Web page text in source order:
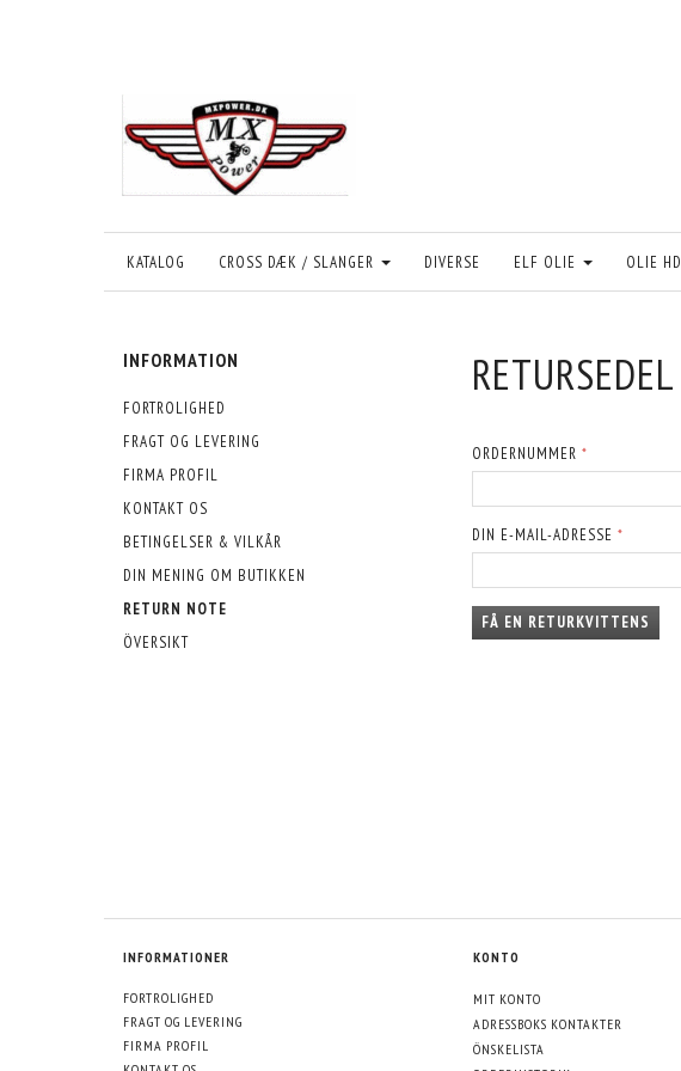
KATALOG CROSS DÆK / SLANGER DIVERSE ELF OLIE OLIE HD
INFORMATION
FORTROLIGHED
FRAGT OG LEVERING
FIRMA PROFIL
KONTAKT OS
BETINGELSER & VILKÅR
DIN MENING OM BUTIKKEN
RETURN NOTE
ÖVERSIKT
RETURSEDEL
ORDERNUMMER
DIN E-MAIL-ADRESSE
FÅ EN RETURKVITTENS
INFORMATIONER
FORTROLIGHED
FRAGT OG LEVERING
FIRMA PROFIL
KONTO
MIT KONTO
ADRESSBOKS KONTAKTER
ÖNSKELISTA